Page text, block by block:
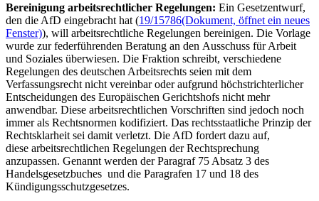
Bereinigung arbeitsrechtlicher Regelungen: Ein Gesetzentwurf,
den die AfD eingebracht hat (19/15786(Dokument, öffnet ein neues
Fenster)), will arbeitsrechtliche Regelungen bereinigen. Die Vorlage
wurde zur federführenden Beratung an den Ausschuss für Arbeit
und Soziales überwiesen. Die Fraktion schreibt, verschiedene
Regelungen des deutschen Arbeitsrechts seien mit dem
Verfassungsrecht nicht vereinbar oder aufgrund höchstrichterlicher
Entscheidungen des Europäischen Gerichtshofs nicht mehr
anwendbar. Diese arbeitsrechtlichen Vorschriften sind jedoch noch
immer als Rechtsnormen kodifiziert. Das rechtsstaatliche Prinzip der
Rechtsklarheit sei damit verletzt. Die AfD fordert dazu auf,
diese arbeitsrechtlichen Regelungen der Rechtsprechung
anzupassen. Genannt werden der Paragraf 75 Absatz 3 des
Handelsgesetzbuches und die Paragrafen 17 und 18 des
Kündigungsschutzgesetzes.